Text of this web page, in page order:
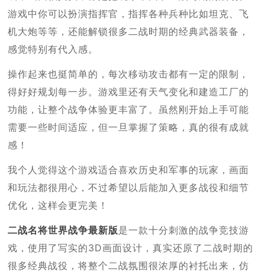
游戏中你可以扮演指挥官，指挥各种兵种比如坦克、飞
机大炮等等，还能解锁很多二战时期的经典武器装备，
感觉特别有代入感。
操作起来也挺简单的，每次移动攻击都有一定的限制，
得好好规划每一步。游戏里还有天气变化和建造工厂的
功能，让整个战争体验更丰富了。虽然刚开始上手可能
需要一些时间适应，但一旦掌握了策略，真的很有成就
感！
我个人觉得这个游戏适合喜欢历史和军事的玩家，画面
和玩法都很用心，不过希望以后能加入更多战役和细节
优化，这样会更完美！
二战名将世界战争最新版是一款十分刺激的战争竞技游
戏，使用了写实的3D画面设计，真实还原了二战时期的
很多经典战役，将整个二战氛围很浓厚的衬托出来，仿